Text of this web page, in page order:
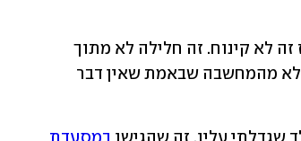
שגדלתי עליו, זה שהגישו